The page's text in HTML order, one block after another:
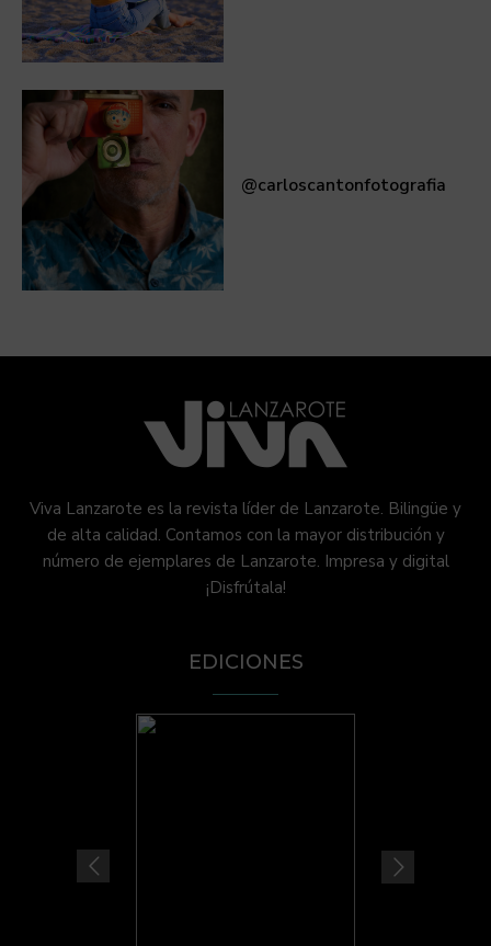
@carloscantonfotografia
Viva Lanzarote es la revista líder de Lanzarote. Bilingüe y
de alta calidad. Contamos con la mayor distribución y
número de ejemplares de Lanzarote. Impresa y digital
¡Disfrútala!
EDICIONES